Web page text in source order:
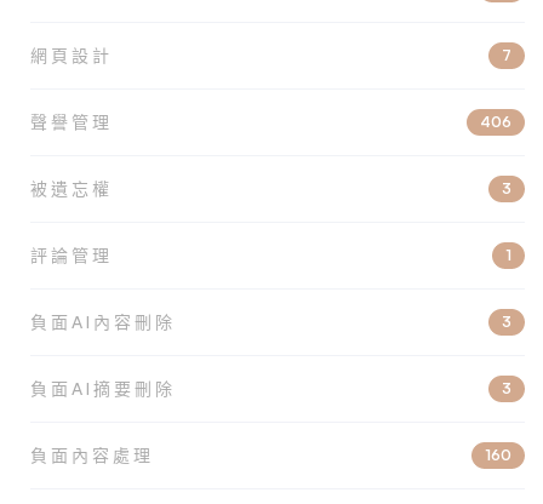
網頁設計 7
聲譽管理 406
被遺忘權 3
評論管理 1
負面AI內容刪除 3
負面AI摘要刪除 3
負面內容處理 160